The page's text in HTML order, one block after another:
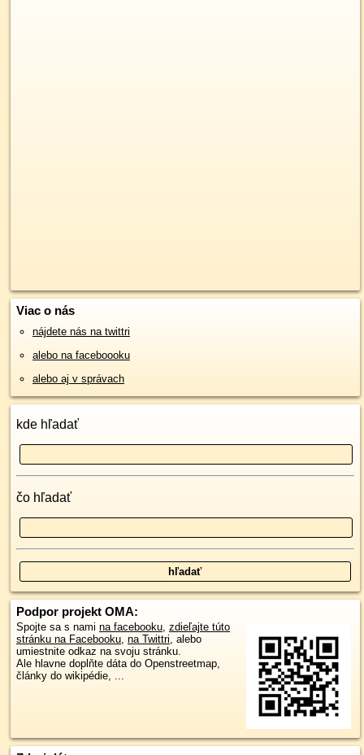
Viac o nás
nájdete nás na twittri
alebo na faceboooku
alebo aj v správach
kde hľadať
čo hľadať
Podpor projekt OMA:
Spojte sa s nami na facebooku, zdieľajte túto
stránku na Facebooku, na Twittri, alebo
umiestnite odkaz na svoju stránku.
Ale hlavne doplňte dáta do Openstreetmap,
články do wikipédie, ...